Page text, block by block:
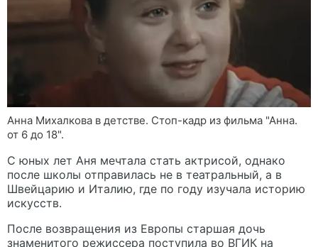
Анна Михалкова в детстве. Стоп-кадр из фильма "Анна.
от 6 до 18".
С юных лет Аня мечтала стать актрисой, однако
после школы отправилась не в театральный, а в
Швейцарию и Италию, где по году изучала историю
искусств.
После возвращения из Европы старшая дочь
знаменитого режиссера поступила во ВГИК на